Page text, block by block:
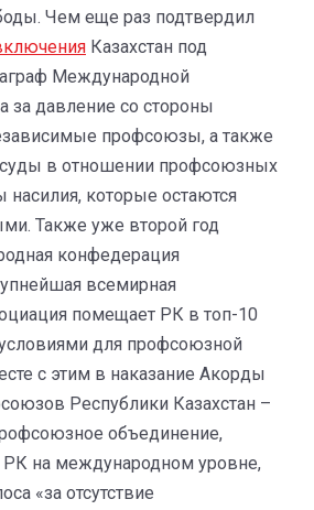
Чем еще раз подтвердил
Казахстан под
Международной
за давление со стороны
профсоюзы, а также
суды в отношении профсоюзных
насилия, которые остаются
Также уже второй год
конфедерация
всемирная
помещает РК в топ-10
для профсоюзной
с этим в наказание Акорды
Республики Казахстан –
объединение,
на международном уровне,
«за отсутствие